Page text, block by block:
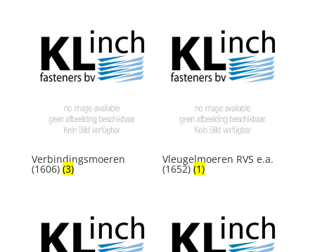
Verbindingsmoeren
(1606) (3)
Vleugelmoeren RVS e.a.
(1652)(1)